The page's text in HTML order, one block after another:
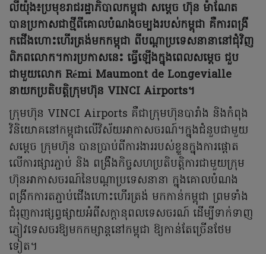
លីយ៉ុង៖ប្រមុខរាជរដ្ឋាភិបាលកម្ពុជា សម្តេច ហ៊ុន ម៉ាណែត
បានប្រកាសជាថ្មីពីគោលបំណងចម្បងរបស់កម្ពុជា គឺការពង្រី
កជើងហោះហើរត្រង់មកកម្ពុជា ពីបណ្តាប្រទេសនានានៅជុំវិញ
ពិភពលោក។ការប្រកាសនេះ ធ្វើឡើងក្នុងពេលសម្តេច ជួប
ជាមួយលោក Rémi Maumont de Longevialle
នាយកប្រតិបត្តិក្រុមហ៊ុន VINCI Airports។
ក្រុមហ៊ុន VINCI Airports គឺជាក្រុមហ៊ុនបារាំង និងកំពុង
វិនិយោគនៅកម្ពុជាលើវិស័យអាកាសចរណ៍។ក្នុងជំនួបជាមួយ
សម្តេច ក្រុមហ៊ុន បានប្រាប់ពីការងាររបស់ខ្លួនក្នុងការផ្តោត
លើការផ្សារភ្ជាប់ និង ពង្រឹងកិច្ចសហប្រតិបត្តិការជាមួយក្រុម
ហ៊ុនអាកាសចរណ៍នៃបណ្តាប្រទេសនានា ក្នុងគោលបំណង
ពង្រីកការតភ្ជាប់ជើងហោះហើរត្រង់ មកកាន់កម្ពុជា ព្រមទាំង
ជំរុញការផ្សព្វផ្សាយអំពីសក្តានុពលទេសចរណ៍ ដើម្បីទាក់ទាញ
ភ្ញៀវទេសចរឱ្យមកកម្សាន្តនៅកម្ពុជា ឱ្យកាន់តែច្រើនថែម
ទៀត។